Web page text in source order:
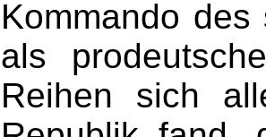
Kommando
als
Reihen sich